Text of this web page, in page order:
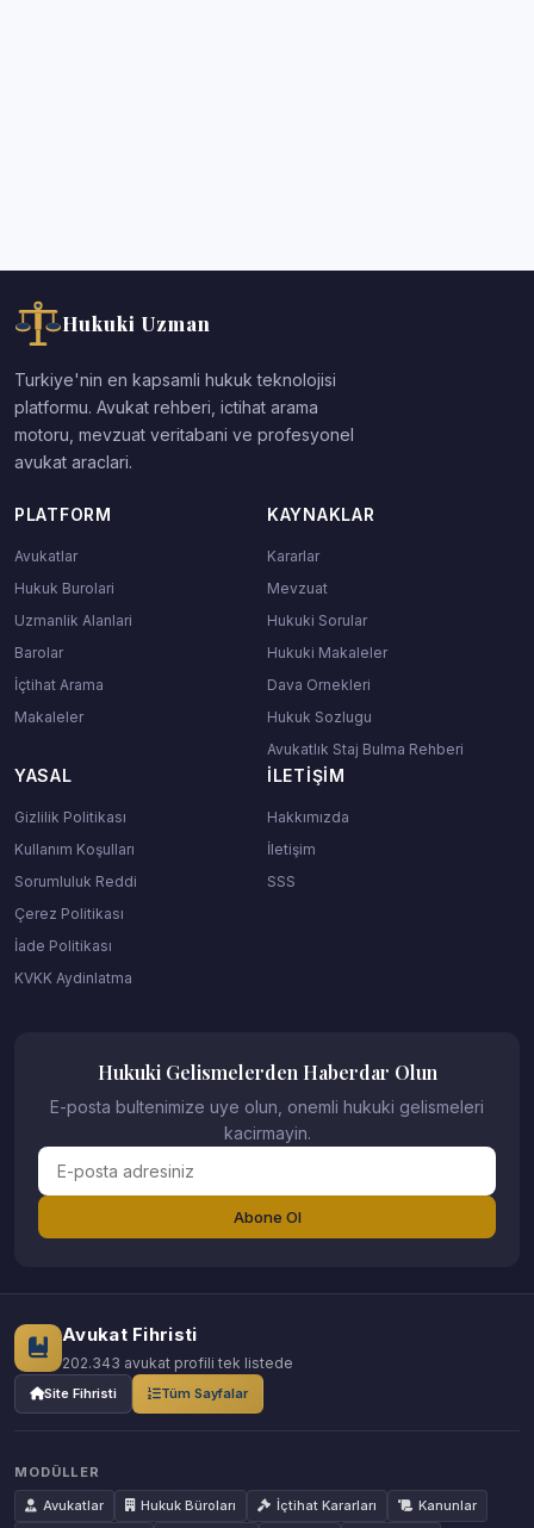
Hukuki Uzman
Turkiye'nin en kapsamli hukuk teknolojisi
platformu. Avukat rehberi, ictihat arama
motoru, mevzuat veritabani ve profesyonel
avukat araclari.
PLATFORM
Avukatlar
Hukuk Burolari
Uzmanlik Alanlari
Barolar
İçtihat Arama
Makaleler
KAYNAKLAR
Kararlar
Mevzuat
Hukuki Sorular
Hukuki Makaleler
Dava Ornekleri
Hukuk Sozlugu
Avukatlık Staj Bulma Rehberi
YASAL
Gizlilik Politikası
Kullanım Koşulları
Sorumluluk Reddi
Çerez Politikası
İade Politikası
KVKK Aydinlatma
İLETIŞIM
Hakkımızda
İletişim
SSS
Hukuki Gelismelerden Haberdar Olun
E-posta bultenimize uye olun, onemli hukuki gelismeleri
kacirmayin.
Abone Ol
Avukat Fihristi
202.343 avukat profili tek listede
Site Fihristi Tüm Sayfalar
MODÜLLER
Avukatlar
Hukuk Büroları İçtihat Kararları
Kanunlar